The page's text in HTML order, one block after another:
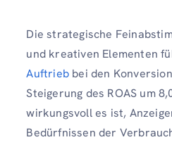
Die strategische
und kreativen Elementen
Auftrieb bei den
Steigerung des ROAS um
wirkungsvoll es ist,
Bedürfnissen der